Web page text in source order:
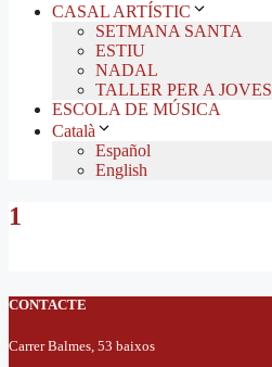
CASAL ARTÍSTIC
SETMANA SANTA
ESTIU
NADAL
TALLER PER A JOVES
ESCOLA DE MÚSICA
Català
Español
English
1
CONTACTE
Carrer Balmes, 53 baixos